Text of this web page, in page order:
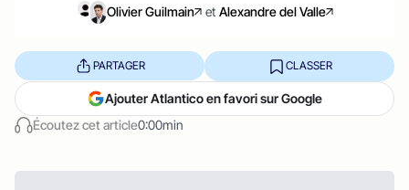
Olivier Guilmain et Alexandre del Valle
Écoutez cet article0:00min
PARTAGER CLASSER
Ajouter Atlantico en favori sur Google